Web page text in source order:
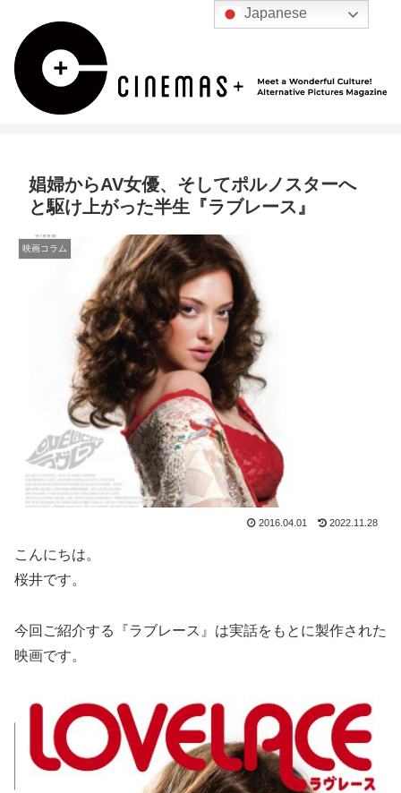
娼婦からAV女優、そしてポルノスターへ
と駆け上がった半生『ラブレース』
映画コラム
2016.04.01 2022.11.28
こんにちは。
桜井です。
今回ご紹介する『ラブレース』は実話をもとに製作された
映画です。
Japanese